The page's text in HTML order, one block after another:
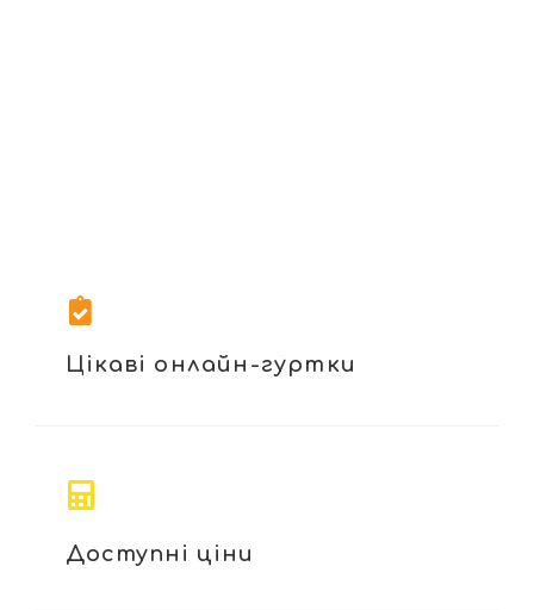
Цікаві онлайн-гуртки
Доступні ціни